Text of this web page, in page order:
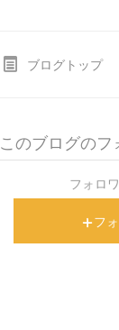
ブログトップ
このブログのフ
フォロ
フ